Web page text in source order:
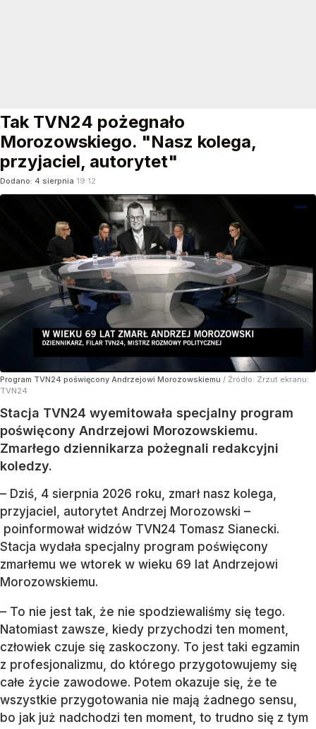
Tak TVN24 pożegnało
Morozowskiego. "Nasz kolega,
przyjaciel, autorytet"
Dodano: 4 sierpnia 19:12
Program TVN24 poświęcony Andrzejowi Morozowskiemu / Źródło: Zrzut ekranu:
TVN24
Stacja TVN24 wyemitowała specjalny program
poświęcony Andrzejowi Morozowskiemu.
Zmarłego dziennikarza pożegnali redakcyjni
koledzy.
– Dziś, 4 sierpnia 2026 roku, zmarł nasz kolega,
przyjaciel, autorytet Andrzej Morozowski –
poinformował widzów TVN24 Tomasz Sianecki.
Stacja wydała specjalny program poświęcony
zmarłemu we wtorek w wieku 69 lat Andrzejowi
Morozowskiemu.
– To nie jest tak, że nie spodziewaliśmy się tego.
Natomiast zawsze, kiedy przychodzi ten moment,
człowiek czuje się zaskoczony. To jest taki egzamin
z profesjonalizmu, do którego przygotowujemy się
całe życie zawodowe. Potem okazuje się, że te
wszystkie przygotowania nie mają żadnego sensu,
bo jak już nadchodzi ten moment, to trudno się z tym